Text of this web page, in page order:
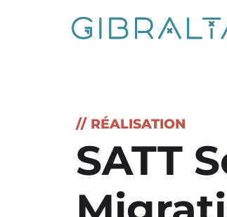
// RÉALISATION
SATT